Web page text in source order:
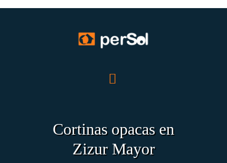
Cortinas opacas en
Zizur Mayor
PRODUCTOS
OFERTAS
TRABAJOS